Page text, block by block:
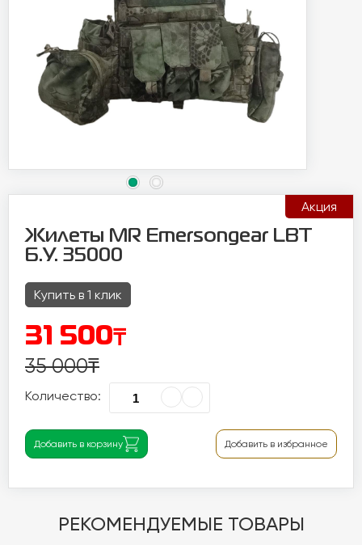
Жилеты MR Emersongear LBT
Б.У. 35000
Купить в 1 клик
Акция
31 500₸
35 000₸
Количество:
Добавить в корзину Добавить в избранное
РЕКОМЕНДУЕМЫЕ ТОВАРЫ